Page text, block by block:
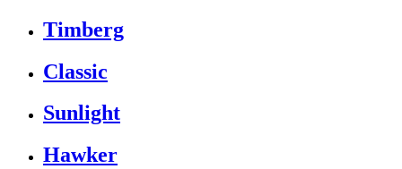
Timberg
Classic
Sunlight
Hawker